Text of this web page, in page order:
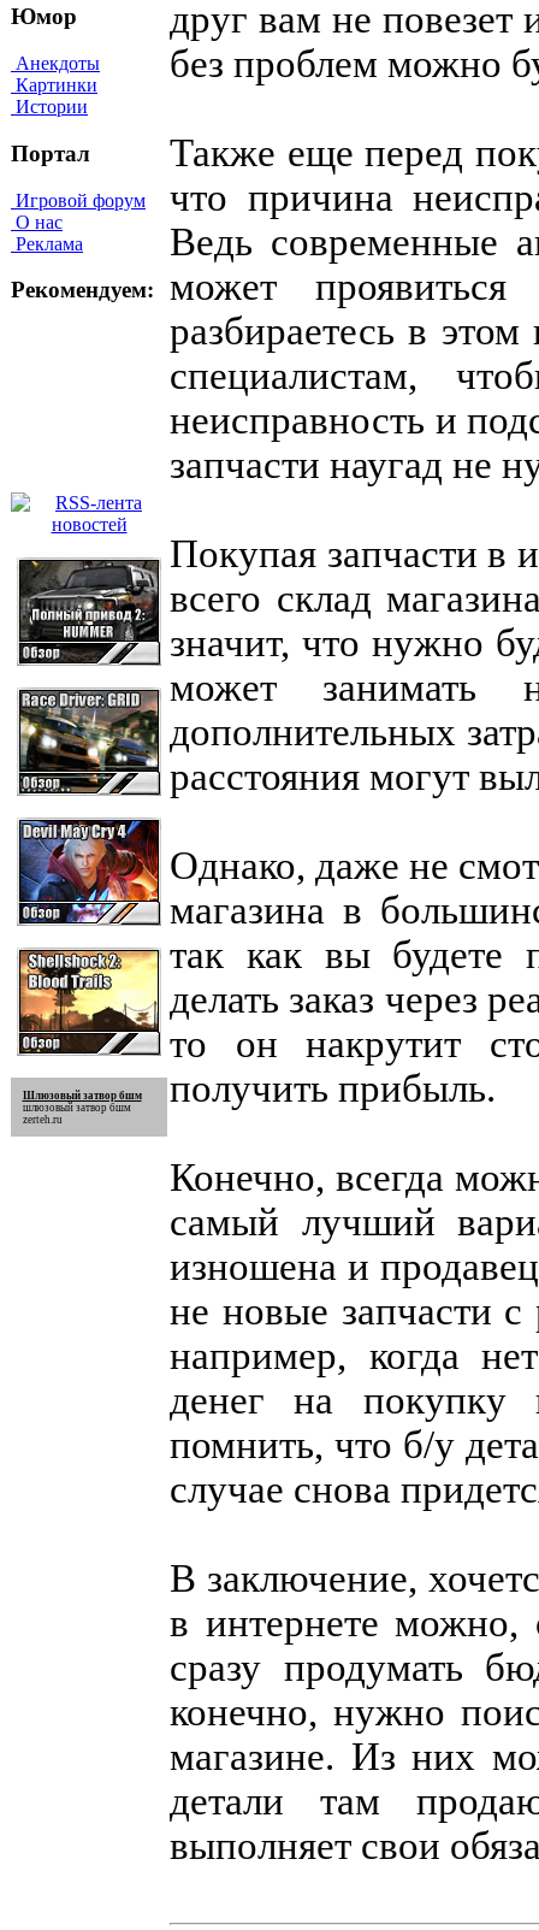
Юмор
Анекдоты
Картинки
Истории
Портал
Игровой форум
О нас
Реклама
Рекомендуем:
Шлюзовый затвор бшм
шлюзовый затвор бшм
zerteh.ru
друг вам не повезет
без проблем можно
Также еще перед
что причина
Ведь современные
может
разбираетесь в
специалистам,
неисправность и
запчасти наугад не
Покупая запчасти в
всего склад
значит, что нужно
может занимать
дополнительных
расстояния могут
Однако, даже не
магазина в
так как вы будете
делать заказ через
то он накрутит
получить прибыль.
Конечно, всегда
самый лучший
изношена и
не новые запчасти
например, когда
денег на
помнить, что б/у
случае снова
В заключение,
в интернете можно,
сразу продумать
конечно, нужно
магазине. Из них
детали там
выполняет свои